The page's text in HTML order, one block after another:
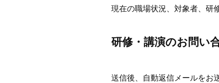
現在の職場状況、対象者、研
研修・講演のお問い
送信後、自動返信メールをお